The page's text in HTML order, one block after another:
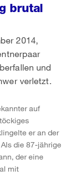
brutal
2014,
und
verletzt.
auf
er an der
die 87-jährige
der eine
mit